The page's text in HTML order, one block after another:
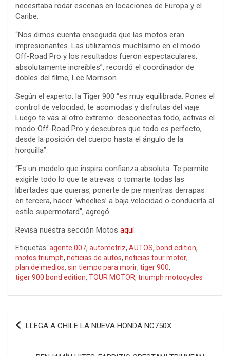
necesitaba rodar escenas en locaciones de Europa y el
Caribe.
“Nos dimos cuenta enseguida que las motos eran
impresionantes. Las utilizamos muchísimo en el modo
Off-Road Pro y los resultados fueron espectaculares,
absolutamente increíbles”, recordó el coordinador de
dobles del filme, Lee Morrison.
Según el experto, la Tiger 900 “es muy equilibrada. Pones el
control de velocidad, te acomodas y disfrutas del viaje.
Luego te vas al otro extremo: desconectas todo, activas el
modo Off-Road Pro y descubres que todo es perfecto,
desde la posición del cuerpo hasta el ángulo de la
horquilla”.
“Es un modelo que inspira confianza absoluta. Te permite
exigirle todo lo que te atrevas o tomarte todas las
libertades que quieras, ponerte de pie mientras derrapas
en tercera, hacer ‘wheelies’ a baja velocidad o conducirla al
estilo supermotard”, agregó.
Revisa nuestra sección Motos aquí.
Etiquetas: agente 007, automotriz, AUTOS, bond edition,
motos triumph, noticias de autos, noticias tour motor,
plan de medios, sin tiempo para morir, tiger 900,
tiger 900 bond edition, TOUR MOTOR, triumph motocycles
Navegación
LLEGA A CHILE LA NUEVA HONDA NC750X